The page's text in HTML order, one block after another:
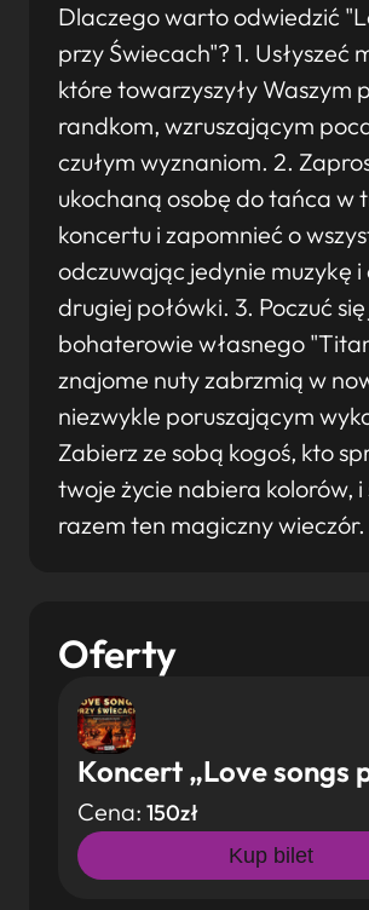
Dlaczego warto odwiedzić
przy Świecach"? 1. Usłyszeć
które towarzyszyły Waszym
randkom, wzruszającym
czułym wyznaniom. 2.
ukochaną osobę do tańca w
koncertu i zapomnieć o
odczuwając jedynie muzykę i
drugiej połówki. 3. Poczuć
bohaterowie własnego
znajome nuty zabrzmią w
niezwykle poruszającym
Zabierz ze sobą kogoś, kto
twoje życie nabiera kolorów, i
razem ten magiczny wieczór.
Oferty
Koncert „Love songs
Cena: 150zł
Kup bilet